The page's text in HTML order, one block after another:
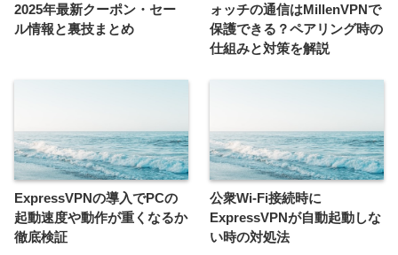
2025年最新クーポン・セー
ル情報と裏技まとめ
ォッチの通信はMillenVPNで
保護できる？ペアリング時の
仕組みと対策を解説
ExpressVPNの導入でPCの
起動速度や動作が重くなるか
徹底検証
公衆Wi-Fi接続時に
ExpressVPNが自動起動しな
い時の対処法